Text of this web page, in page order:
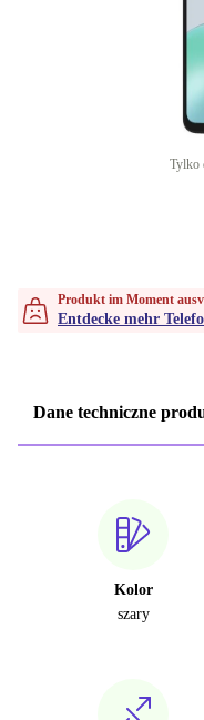
Tylko
Produkt im Moment
Entdecke mehr
Dane techniczne
Kolor
szary